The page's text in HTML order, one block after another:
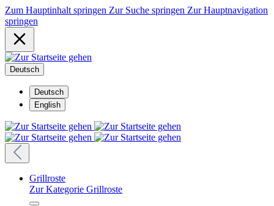
Zum Hauptinhalt springen Zur Suche springen Zur Hauptnavigation
springen
Deutsch
Deutsch
English
Grillroste
Zur Kategorie Grillroste